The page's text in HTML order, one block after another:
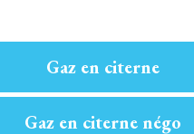
Gaz en citerne
Gaz en citerne négo